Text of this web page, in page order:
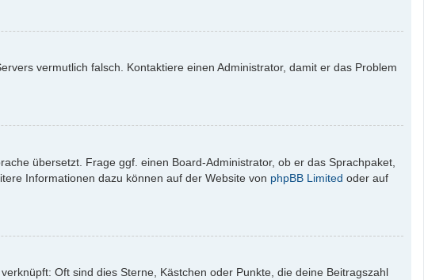
vermutlich falsch. Kontaktiere einen Administrator, damit er das Problem
übersetzt. Frage ggf. einen Board-Administrator, ob er das Sprachpaket,
Informationen dazu können auf der Website von phpBB Limited oder auf
Oft sind dies Sterne, Kästchen oder Punkte, die deine Beitragszahl